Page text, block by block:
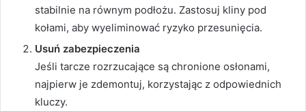
stabilnie na równym podłożu. Zastosuj kliny pod
kołami, aby wyeliminować ryzyko przesunięcia.
Usuń zabezpieczenia
Jeśli tarcze rozrzucające są chronione osłonami,
najpierw je zdemontuj, korzystając z odpowiednich
kluczy.